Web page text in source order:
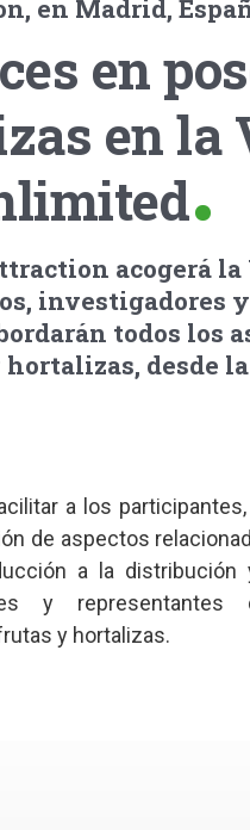
en Madrid,
en
en la
acogerá
investigadores
todos los
desde
a los
de aspectos
a la distribución
y representantes
y hortalizas.